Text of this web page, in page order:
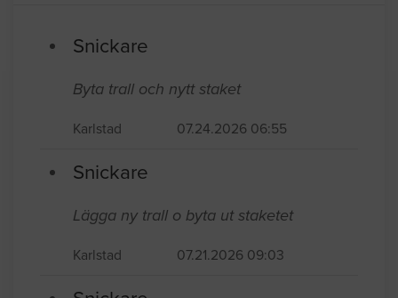
Snickare
Byta trall och nytt staket
Karlstad 07.24.2026 06:55
Snickare
Lägga ny trall o byta ut staketet
Karlstad 07.21.2026 09:03